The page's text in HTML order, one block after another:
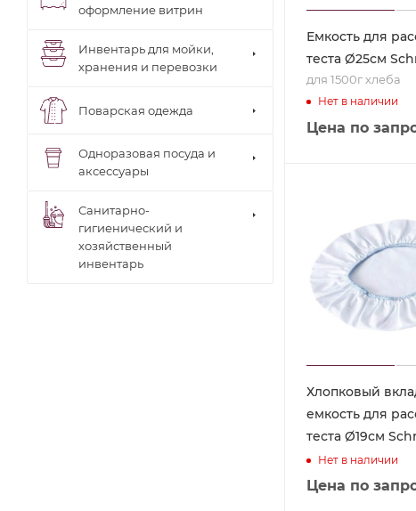
Емкость для
теста Ø25см
для 1500г хлеба
Нет в наличии
Цена по
Хлопковый
емкость для
теста Ø19см
Нет в наличии
Цена по
оформление витрин
Инвентарь для мойки,
хранения и перевозки
Поварская одежда
Одноразовая посуда и
аксессуары
Санитарно-
гигиенический и
хозяйственный
инвентарь